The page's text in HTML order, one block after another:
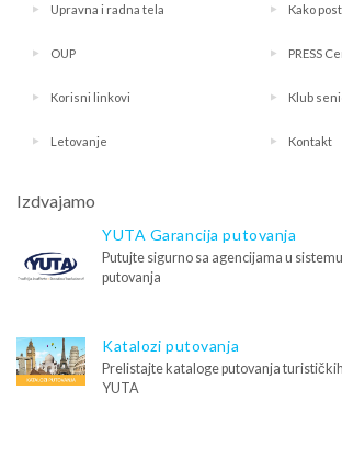
Upravna i radna tela Kako
OUP PRESS
Korisni linkovi Klub
Letovanje Kontakt
Izdvajamo
YUTA Garancija putovanja
Putujte sigurno sa agencijama u
putovanja
Katalozi putovanja
Prelistajte kataloge putovanja
YUTA